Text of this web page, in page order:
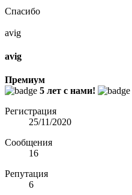
Спасибо
avig
avig
Премиум
5 лет с нами!
Регистрация
25/11/2020
Сообщения
16
Репутация
6